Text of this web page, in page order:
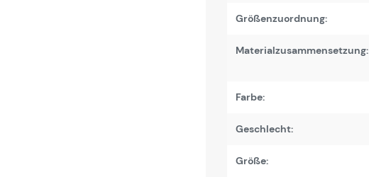
Größenzuordnung:
Materialzusammensetzung:
Farbe:
Geschlecht:
Größe: